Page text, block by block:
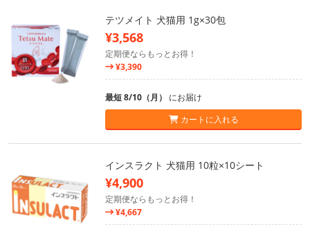
テツメイト 犬猫用 1g×30包
¥3,568
定期便ならもっとお得！
¥3,390
最短 8/10（月） にお届け
カートに入れる
インスラクト 犬猫用 10粒×10シート
¥4,900
定期便ならもっとお得！
¥4,667